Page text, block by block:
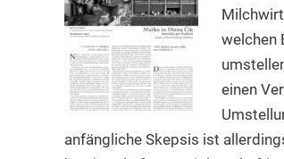
welchen
einen
anfängliche Skepsis ist